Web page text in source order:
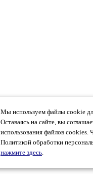
Мы используем файлы cookie
Оставаясь на сайте, вы
использования файлов cookies.
Политикой обработки
нажмите здесь.